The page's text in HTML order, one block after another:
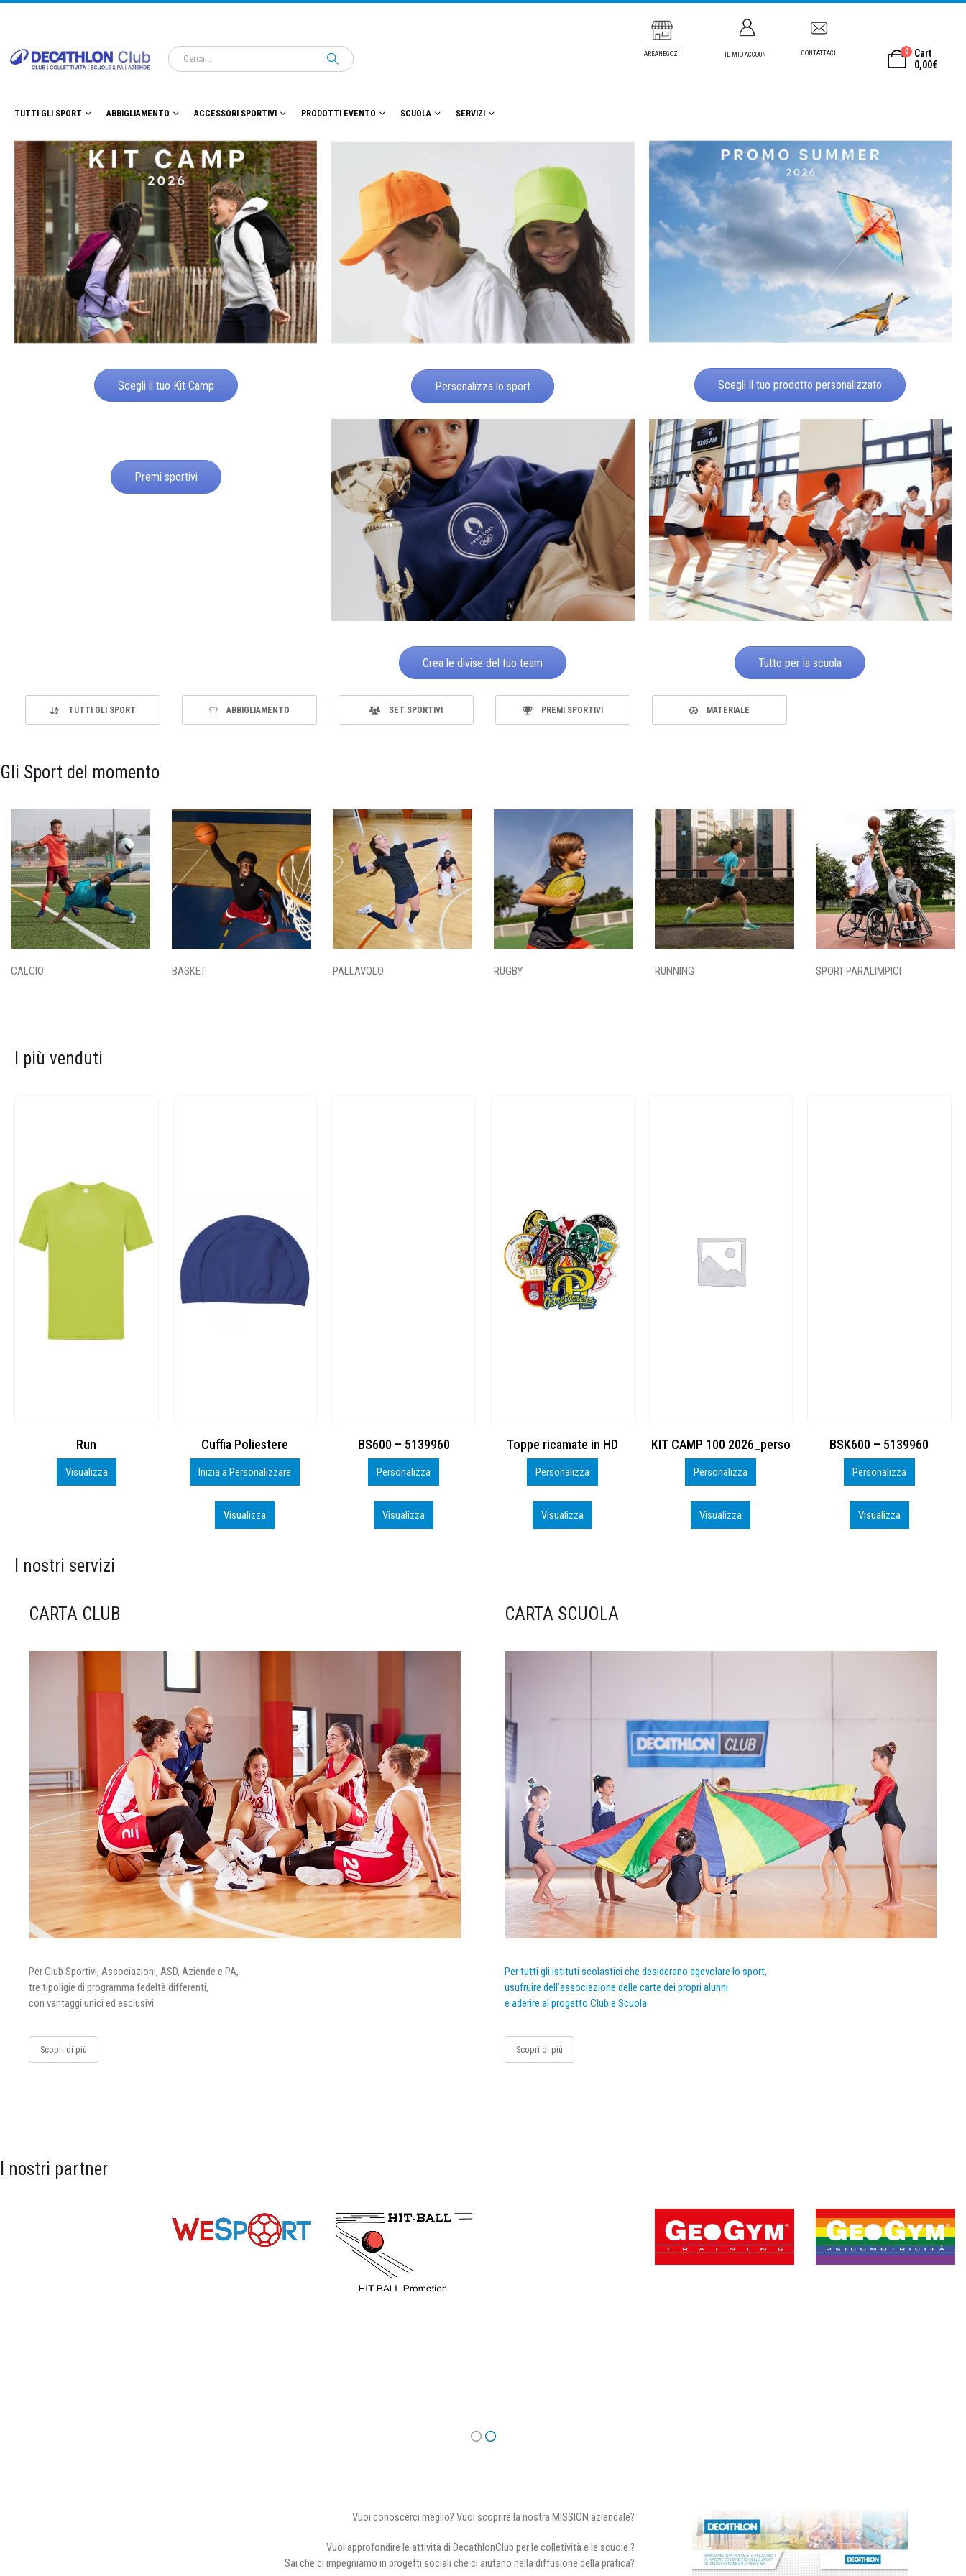
AREANEGOZI IL MIO ACCOUNT CONTATTACI 0
Cart
0,00€
TUTTI GLI SPORT ABBIGLIAMENTO ACCESSORI SPORTIVI PRODOTTI EVENTO SCUOLA SERVIZI
Scegli il tuo Kit Camp Personalizza lo sport Scegli il tuo prodotto personalizzato
Premi sportivi
Crea le divise del tuo team Tutto per la scuola
TUTTI GLI SPORT ABBIGLIAMENTO SET SPORTIVI PREMI SPORTIVI MATERIALE
Gli Sport del momento
CALCIO BASKET PALLAVOLO RUGBY RUNNING SPORT PARALIMPICI
I più venduti
Cuffia Poliestere
Inizia a Personalizzare
BS600 – 5139960
Personalizza
Visualizza
Toppe ricamate in HD
Personalizza
Visualizza
KIT CAMP 100 2026_perso
Personalizza
Visualizza
BSK600 – 5139960
Personalizza
Visualizza
DTF
Personalizza
Visualizza
I nostri servizi
CARTA CLUB
Per Club Sportivi, Associazioni, ASD, Aziende e PA,
tre tipoligie di programma fedeltà differenti,
con vantaggi unici ed esclusivi.
Scopri di più
CARTA SCUOLA
Per tutti gli istituti scolastici che desiderano agevolare lo sport,
usufruire dell’associazione delle carte dei propri alunni
e aderire al progetto Club e Scuola
Scopri di più
I nostri partner
Vuoi conoscerci meglio? Vuoi scoprire la nostra MISSION aziendale?
Vuoi approfondire le attività di DecathlonClub per le colletività e le scuole ?
Sai che ci impegniamo in progetti sociali che ci aiutano nella diffusione della pratica?